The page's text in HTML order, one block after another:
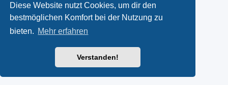
Diese Website nutzt Cookies, um dir den
bestmöglichen Komfort bei der Nutzung zu
bieten. Mehr erfahren
Verstanden!